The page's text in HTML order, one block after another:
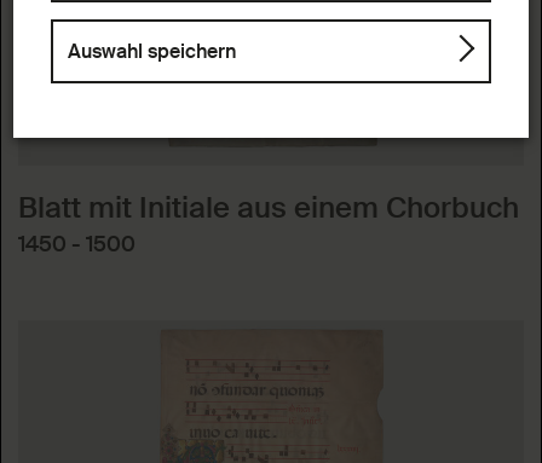
Blatt mit Initiale aus einem Chorbuch
1450 - 1500
Auswahl speichern